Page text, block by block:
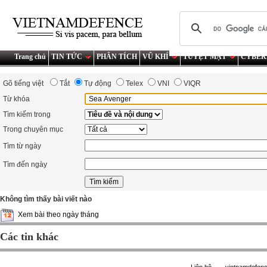
Trang chủ TIN TỨC PHÂN TÍCH VŨ KHÍ TUYỆT MẬT
Gõ tiếng việt Tắt Tự động Telex VNI
VIQR
Từ khóa
Tìm kiếm trong
Trong chuyên mục
Tìm từ ngày
Tìm đến ngày
Không tìm thấy bài viết nào
Xem bài theo ngày tháng
Các tin khác